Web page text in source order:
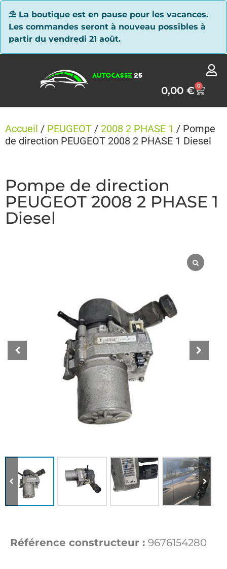
⛱ La boutique est en pause pour les vacances.
Les commandes seront à nouveau possibles à
partir du vendredi 21 août.
0,00€ 0
Accueil / PEUGEOT / 2008 2 PHASE 1 / Pompe
de direction PEUGEOT 2008 2 PHASE 1 Diesel
Pompe de direction
PEUGEOT 2008 2 PHASE 1
Diesel
Référence constructeur : 9676154280
Panneau de gestion des cookies